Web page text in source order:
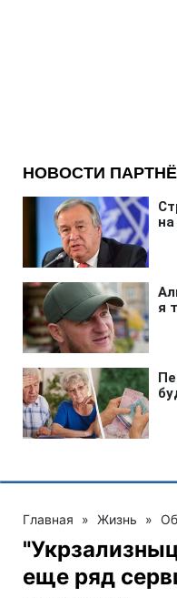
Главная » Жизнь »
еще ряд